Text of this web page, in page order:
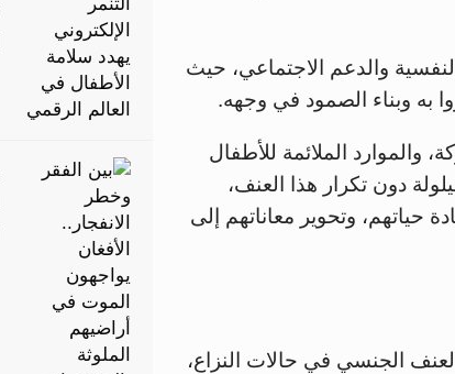
والدعم الاجتماعي، حيث
به وبناء الصمود في وجهه.
والموارد الملائمة للأطفال
دون تكرار هذا العنف،
حياتهم، وتحوير معاناتهم إلى
الجنسي في حالات النزاع،